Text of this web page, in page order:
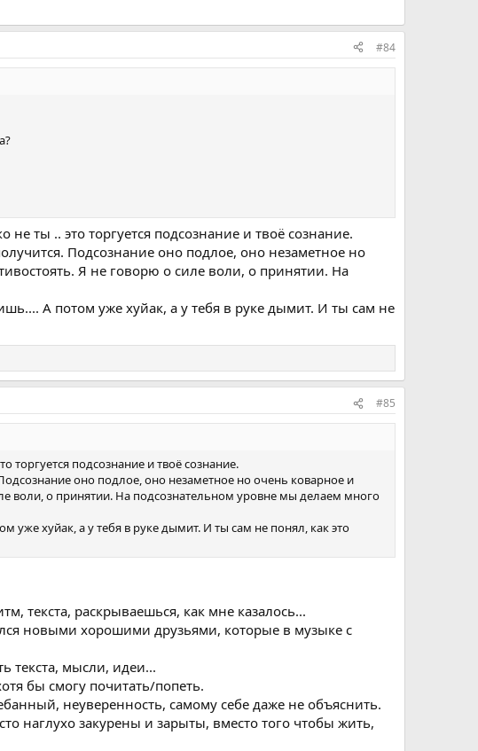
#84
ты .. это торгуется подсознание и твоё сознание.
Подсознание оно подлое, оно незаметное но
Я не говорю о силе воли, о принятии. На
А потом уже хуйак, а у тебя в руке дымит. И ты сам не
#85
торгуется подсознание и твоё сознание.
оно подлое, оно незаметное но очень коварное и
о принятии. На подсознательном уровне мы делаем много
уже хуйак, а у тебя в руке дымит. И ты сам не понял, как это
текста, раскрываешься, как мне казалось...
новыми хорошими друзьями, которые в музыке с
текста, мысли, идеи...
бы смогу почитать/попеть.
неуверенность, самому себе даже не объяснить.
наглухо закурены и зарыты, вместо того чтобы жить,